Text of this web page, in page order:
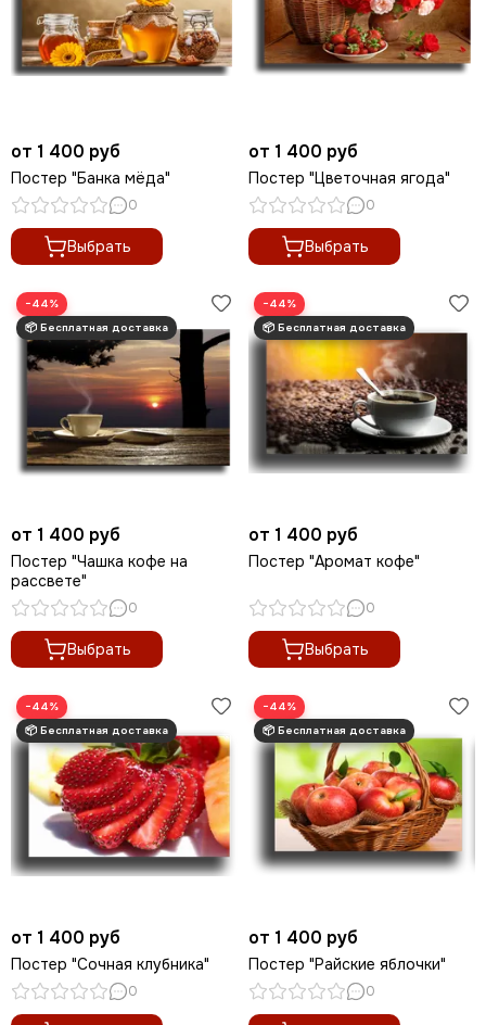
от 1 400 руб
Постер "Банка мёда"
0
Выбрать
от 1 400 руб
Постер "Цветочная ягода"
0
Выбрать
−44%
от 1 400 руб
Постер "Чашка кофе на
рассвете"
0
Выбрать
−44%
от 1 400 руб
Постер "Аромат кофе"
0
Выбрать
−44%
от 1 400 руб
Постер "Сочная клубника"
0
−44%
от 1 400 руб
Постер "Райские яблочки"
0